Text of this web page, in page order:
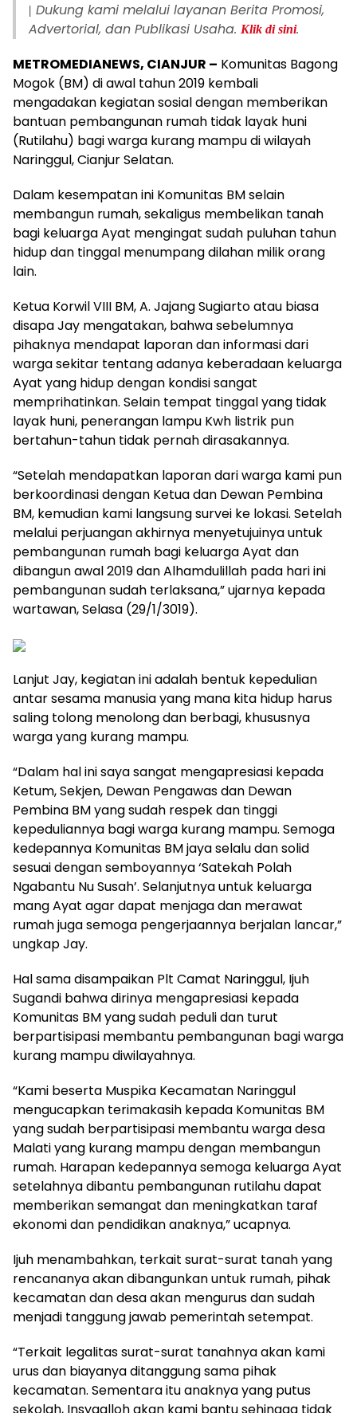
| Dukung kami melalui layanan Berita Promosi,
Advertorial, dan Publikasi Usaha. Klik di sini.
METROMEDIANEWS, CIANJUR – Komunitas Bagong
Mogok (BM) di awal tahun 2019 kembali
mengadakan kegiatan sosial dengan memberikan
bantuan pembangunan rumah tidak layak huni
(Rutilahu) bagi warga kurang mampu di wilayah
Naringgul, Cianjur Selatan.
Dalam kesempatan ini Komunitas BM selain
membangun rumah, sekaligus membelikan tanah
bagi keluarga Ayat mengingat sudah puluhan tahun
hidup dan tinggal menumpang dilahan milik orang
lain.
Ketua Korwil VIII BM, A. Jajang Sugiarto atau biasa
disapa Jay mengatakan, bahwa sebelumnya
pihaknya mendapat laporan dan informasi dari
warga sekitar tentang adanya keberadaan keluarga
Ayat yang hidup dengan kondisi sangat
memprihatinkan. Selain tempat tinggal yang tidak
layak huni, penerangan lampu Kwh listrik pun
bertahun-tahun tidak pernah dirasakannya.
“Setelah mendapatkan laporan dari warga kami pun
berkoordinasi dengan Ketua dan Dewan Pembina
BM, kemudian kami langsung survei ke lokasi. Setelah
melalui perjuangan akhirnya menyetujuinya untuk
pembangunan rumah bagi keluarga Ayat dan
dibangun awal 2019 dan Alhamdulillah pada hari ini
pembangunan sudah terlaksana,” ujarnya kepada
wartawan, Selasa (29/1/3019).
Lanjut Jay, kegiatan ini adalah bentuk kepedulian
antar sesama manusia yang mana kita hidup harus
saling tolong menolong dan berbagi, khususnya
warga yang kurang mampu.
“Dalam hal ini saya sangat mengapresiasi kepada
Ketum, Sekjen, Dewan Pengawas dan Dewan
Pembina BM yang sudah respek dan tinggi
kepeduliannya bagi warga kurang mampu. Semoga
kedepannya Komunitas BM jaya selalu dan solid
sesuai dengan semboyannya ‘Satekah Polah
Ngabantu Nu Susah’. Selanjutnya untuk keluarga
mang Ayat agar dapat menjaga dan merawat
rumah juga semoga pengerjaannya berjalan lancar,”
ungkap Jay.
Hal sama disampaikan Plt Camat Naringgul, Ijuh
Sugandi bahwa dirinya mengapresiasi kepada
Komunitas BM yang sudah peduli dan turut
berpartisipasi membantu pembangunan bagi warga
kurang mampu diwilayahnya.
“Kami beserta Muspika Kecamatan Naringgul
mengucapkan terimakasih kepada Komunitas BM
yang sudah berpartisipasi membantu warga desa
Malati yang kurang mampu dengan membangun
rumah. Harapan kedepannya semoga keluarga Ayat
setelahnya dibantu pembangunan rutilahu dapat
memberikan semangat dan meningkatkan taraf
ekonomi dan pendidikan anaknya,” ucapnya.
Ijuh menambahkan, terkait surat-surat tanah yang
rencananya akan dibangunkan untuk rumah, pihak
kecamatan dan desa akan mengurus dan sudah
menjadi tanggung jawab pemerintah setempat.
“Terkait legalitas surat-surat tanahnya akan kami
urus dan biayanya ditanggung sama pihak
kecamatan. Sementara itu anaknya yang putus